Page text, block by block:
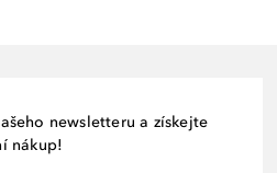
newsletteru a získejte
nákup!